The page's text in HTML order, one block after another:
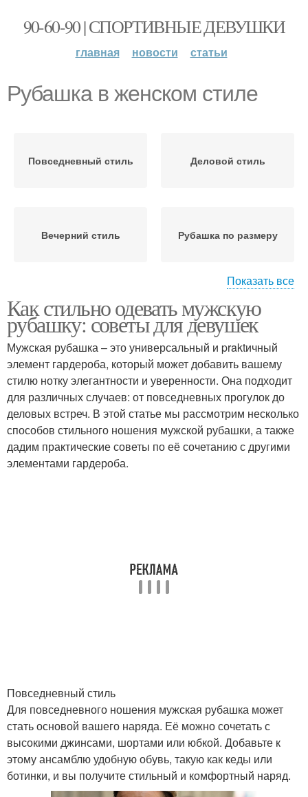
90-60-90 | СПОРТИВНЫЕ ДЕВУШКИ
главная новости статьи
Рубашка в женском стиле
Повседневный стиль Деловой стиль
Вечерний стиль Рубашка по размеру
Мужские рубашки Рубашка для создания
Рубашка в
неформальной
обстановке
Рубашка с женской
одеждой
Рубашка для девушки
Рубашка для разных
случаев
Женский гардероб
Показать все
Как стильно одевать мужскую
рубашку: советы для девушек
Мужская рубашка – это универсальный и praktичный
элемент гардероба, который может добавить вашему
стилю нотку элегантности и уверенности. Она подходит
для различных случаев: от повседневных прогулок до
деловых встреч. В этой статье мы рассмотрим несколько
способов стильного ношения мужской рубашки, а также
дадим практические советы по её сочетанию с другими
элементами гардероба.
Повседневный стиль
Для повседневного ношения мужская рубашка может
стать основой вашего наряда. Её можно сочетать с
высокими джинсами, шортами или юбкой. Добавьте к
этому ансамблю удобную обувь, такую как кеды или
ботинки, и вы получите стильный и комфортный наряд.